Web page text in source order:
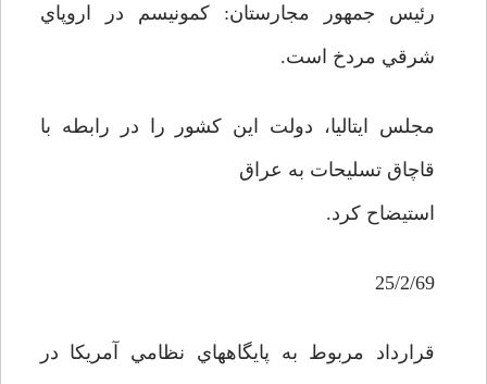
رئيس جمهور مجارستان: کمونيسم در اروپاي
شرقي مردخ است.
مجلس ايتاليا، دولت اين کشور را در رابطه با
قاچاق تسليحات به عراق
استيضاح کرد.
25/2/69
قرارداد مربوط به پايگاههاي نظامي آمريکا در